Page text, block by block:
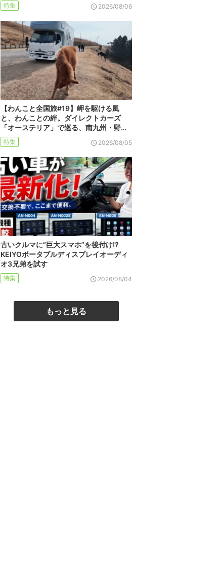
特集 2026/08/06
【わんこと全国旅#19】岬を駆ける風
と、わんことの絆。ダイレクトカーズ
「オーステリア」で巡る、南九州・野…
特集 2026/08/05
古いクルマに“巨大スマホ”を後付け!?
KEIYOポータブルディスプレイオーディ
オ3兄弟を試す
特集 2026/08/04
もっと見る